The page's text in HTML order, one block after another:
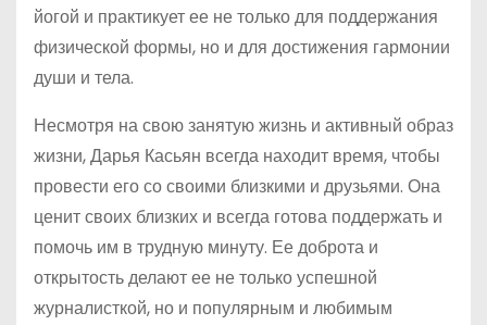
йогой и практикует ее не только для поддержания
физической формы, но и для достижения гармонии
души и тела.
Несмотря на свою занятую жизнь и активный образ
жизни, Дарья Касьян всегда находит время, чтобы
провести его со своими близкими и друзьями. Она
ценит своих близких и всегда готова поддержать и
помочь им в трудную минуту. Ее доброта и
открытость делают ее не только успешной
журналисткой, но и популярным и любимым